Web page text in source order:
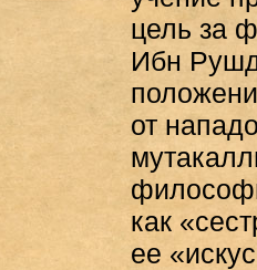
цель за
Ибн
от
как
ее